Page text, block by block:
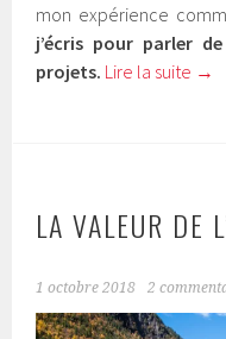
mon expérience
j’écris pour parler
projets. Lire la suite →
LA VALEUR DE
1 octobre 2018 2